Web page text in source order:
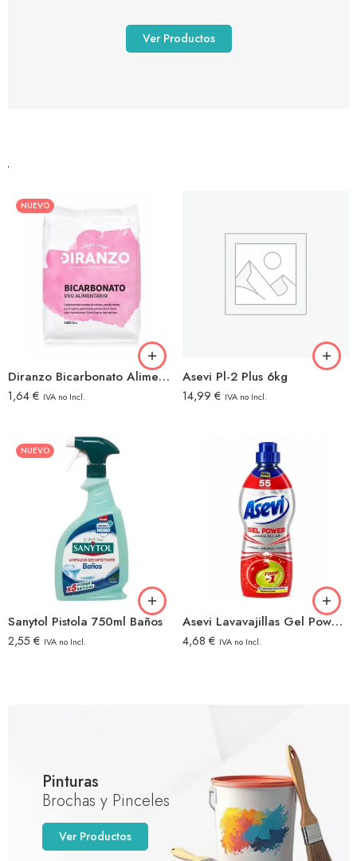
Ver Productos
NUEVO
Diranzo Bicarbonato Alimentario 1kg
1,64€ IVA no Incl.
NUEVO
Sanytol Pistola 750ml Baños
2,55 € IVA no Incl.
Asevi Pl-2 Plus 6kg
14,99 € IVA no Incl.
Asevi Lavavajillas Gel Power 55ddosis 1,1litro
4,68 € IVA no Incl.
Pinturas
Brochas y Pinceles
Ver Productos